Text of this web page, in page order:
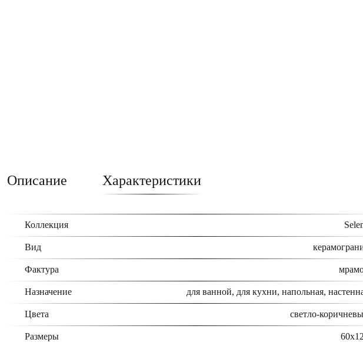
Описание Характеристики
Коллекция
Вид
Фактура
Назначение для ванной, для кухни, напольная,
Цвета светло-
Размеры